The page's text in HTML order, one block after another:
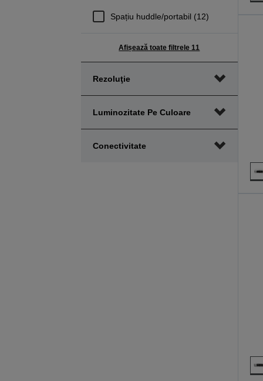
Spațiu huddle/portabil (12)
Afișează toate filtrele 11
Rezoluţie
Luminozitate Pe Culoare
Conectivitate